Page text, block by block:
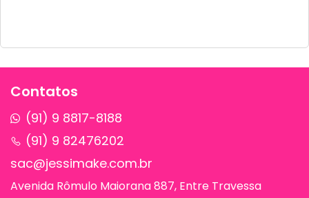
Contatos
(91) 9 8817-8188
(91) 9 82476202
sac@jessimake.com.br
Avenida Rômulo Maiorana 887, Entre Travessa